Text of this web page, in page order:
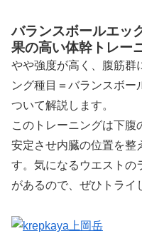
バランスボールエッ
果の高い体幹トレー
やや強度が高く、腹筋群
ング種目＝バランスボー
ついて解説します。
このトレーニングは下腹
安定させ内臓の位置を整
す。気になるウエストの
があるので、ぜひトライ
上岡岳